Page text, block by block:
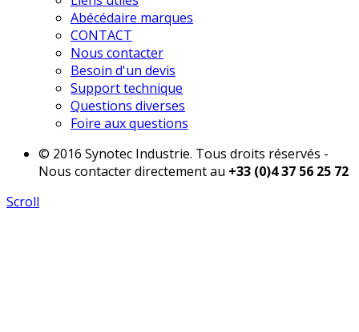
Abécédaire marques
CONTACT
Nous contacter
Besoin d'un devis
Support technique
Questions diverses
Foire aux questions
© 2016 Synotec Industrie. Tous droits réservés -
Nous contacter directement au +33 (0)4 37 56 25 72
Scroll